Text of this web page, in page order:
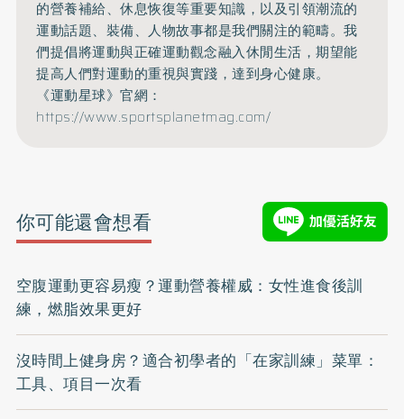
的營養補給、休息恢復等重要知識，以及引領潮流的
運動話題、裝備、人物故事都是我們關注的範疇。我
們提倡將運動與正確運動觀念融入休閒生活，期望能
提高人們對運動的重視與實踐，達到身心健康。
《運動星球》官網：
https://www.sportsplanetmag.com/
你可能還會想看
空腹運動更容易瘦？運動營養權威：女性進食後訓
練，燃脂效果更好
沒時間上健身房？適合初學者的「在家訓練」菜單：
工具、項目一次看